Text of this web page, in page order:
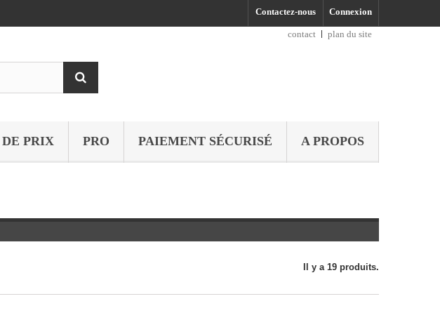
Connexion
Contactez-nous
contact
plan du site
PRIX PRO PAIEMENT SÉCURISÉ A PROPOS
Il y a 19 produits.